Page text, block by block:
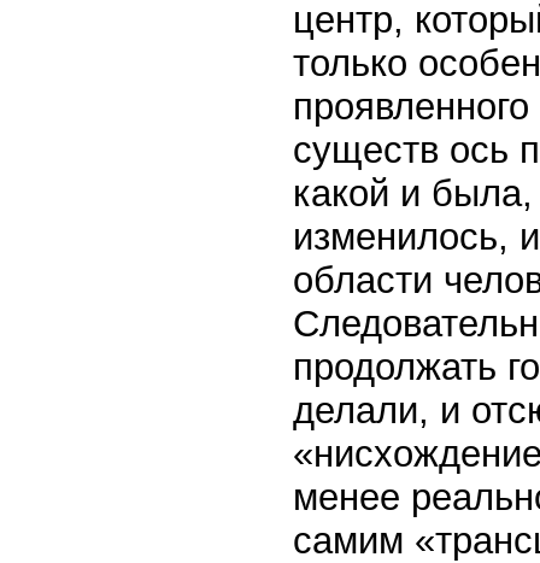
центр,
только
существ ось
какой и была,
изменилось,
области
продолжать
делали, и
менее
самим